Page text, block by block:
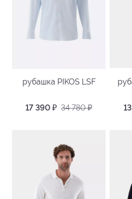
рубашка PIKOS LSF
17 390 ₽ 34 780₽